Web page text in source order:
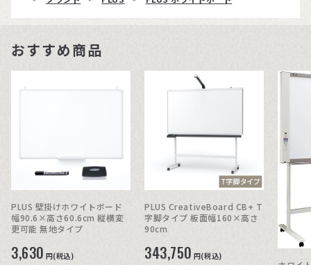
おすすめ商品
PLUS 壁掛けホワイトボード
幅90.6×高さ60.6cm 縦横変
更可能 無地タイプ
3,630 円(税込)
PLUS CreativeBoard CB+ T
字脚タイプ 板面幅160×高さ
90cm
343,750 円(税込)